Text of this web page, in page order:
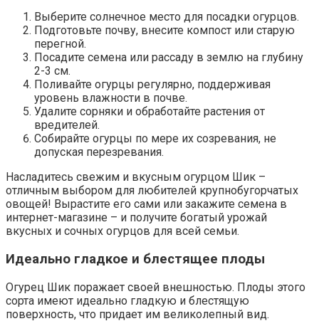
Выберите солнечное место для посадки огурцов.
Подготовьте почву, внесите компост или старую
перегной.
Посадите семена или рассаду в землю на глубину
2-3 см.
Поливайте огурцы регулярно, поддерживая
уровень влажности в почве.
Удалите сорняки и обработайте растения от
вредителей.
Собирайте огурцы по мере их созревания, не
допуская перезревания.
Насладитесь свежим и вкусным огурцом Шик –
отличным выбором для любителей крупнобугорчатых
овощей! Вырастите его сами или закажите семена в
интернет-магазине – и получите богатый урожай
вкусных и сочных огурцов для всей семьи.
Идеально гладкое и блестящее плоды
Огурец Шик поражает своей внешностью. Плоды этого
сорта имеют идеально гладкую и блестящую
поверхность, что придает им великолепный вид.